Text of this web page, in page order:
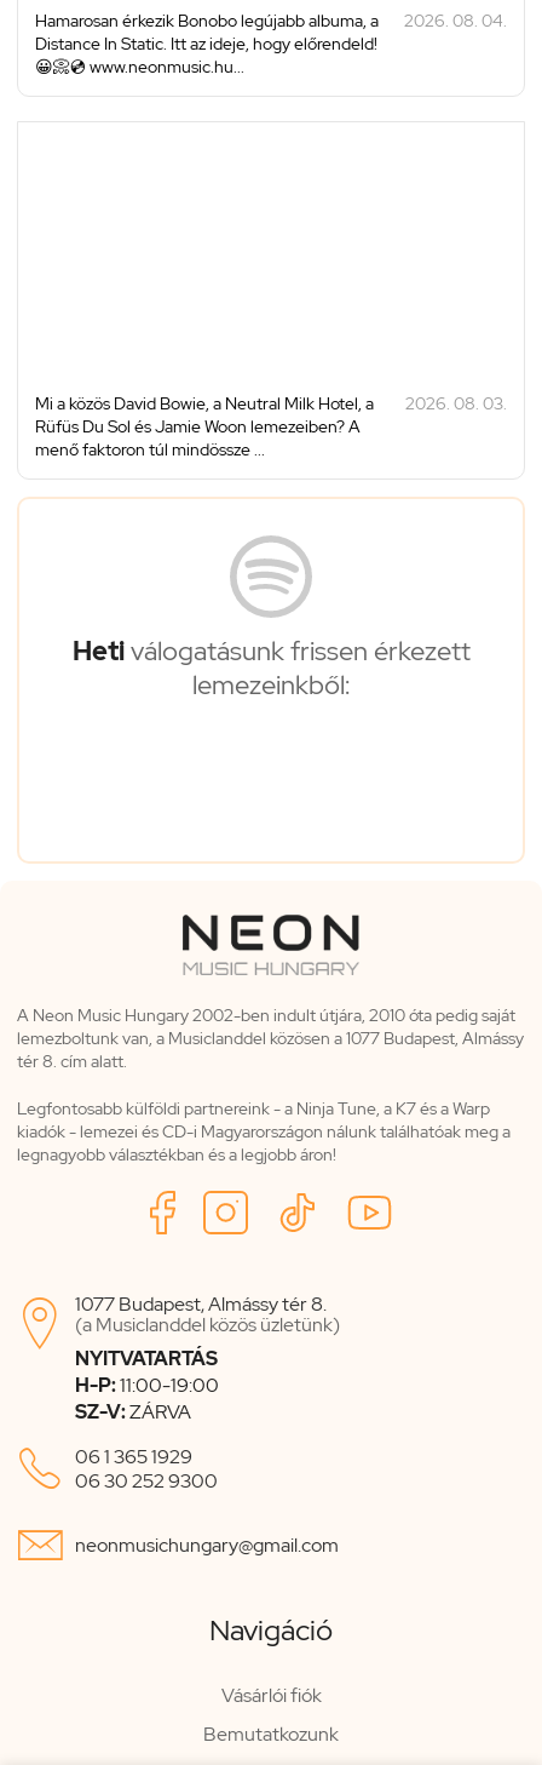
Hamarosan érkezik Bonobo legújabb albuma, a
Distance In Static. Itt az ideje, hogy előrendeld!
😀📀💿 www.neonmusic.hu...
2026. 08. 04.
Mi a közös David Bowie, a Neutral Milk Hotel, a
Rüfüs Du Sol és Jamie Woon lemezeiben? A
menő faktoron túl mindössze ...
2026. 08. 03.
Hetiválogatásunk frissen érkezett
lemezeinkből:
A Neon Music Hungary 2002-ben indult útjára, 2010 óta pedig saját
lemezboltunk van, a Musiclanddel közösen a 1077 Budapest, Almássy
tér 8. cím alatt.
Legfontosabb külföldi partnereink - a Ninja Tune, a K7 és a Warp
kiadók - lemezei és CD-i Magyarországon nálunk találhatóak meg a
legnagyobb választékban és a legjobb áron!

1077 Budapest, Almássy tér 8.
(a Musiclanddel közös üzletünk)
NYITVATARTÁS
H-P:11:00-19:00
SZ-V:ZÁRVA
 06 1 365 1929
06 30 252 9300
 neonmusichungary@gmail.com
Navigáció
Vásárlói fiók
Bemutatkozunk